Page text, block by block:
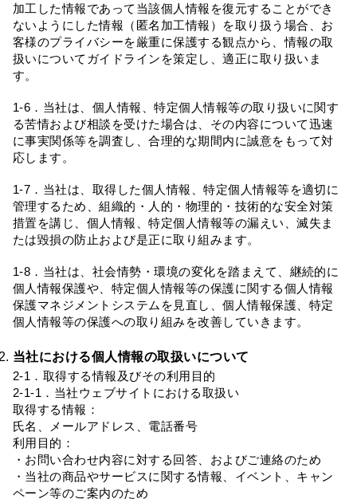
加工した情報であって当該個人情報を復元することができ
ないようにした情報（匿名加工情報）を取り扱う場合、お
客様のプライバシーを厳重に保護する観点から、情報の取
扱いについてガイドラインを策定し、適正に取り扱いま
す。
1-6．当社は、個人情報、特定個人情報等の取り扱いに関す
る苦情および相談を受けた場合は、その内容について迅速
に事実関係等を調査し、合理的な期間内に誠意をもって対
応します。
1-7．当社は、取得した個人情報、特定個人情報等を適切に
管理するため、組織的・人的・物理的・技術的な安全対策
措置を講じ、個人情報、特定個人情報等の漏えい、滅失ま
たは毀損の防止および是正に取り組みます。
1-8．当社は、社会情勢・環境の変化を踏まえて、継続的に
個人情報保護や、特定個人情報等の保護に関する個人情報
保護マネジメントシステムを見直し、個人情報保護、特定
個人情報等の保護への取り組みを改善していきます。
当社における個人情報の取扱いについて
2-1．取得する情報及びその利用目的
2-1-1．当社ウェブサイトにおける取扱い
取得する情報：
氏名、メールアドレス、電話番号
利用目的：
・お問い合わせ内容に対する回答、およびご連絡のため
・当社の商品やサービスに関する情報、イベント、キャン
ペーン等のご案内のため